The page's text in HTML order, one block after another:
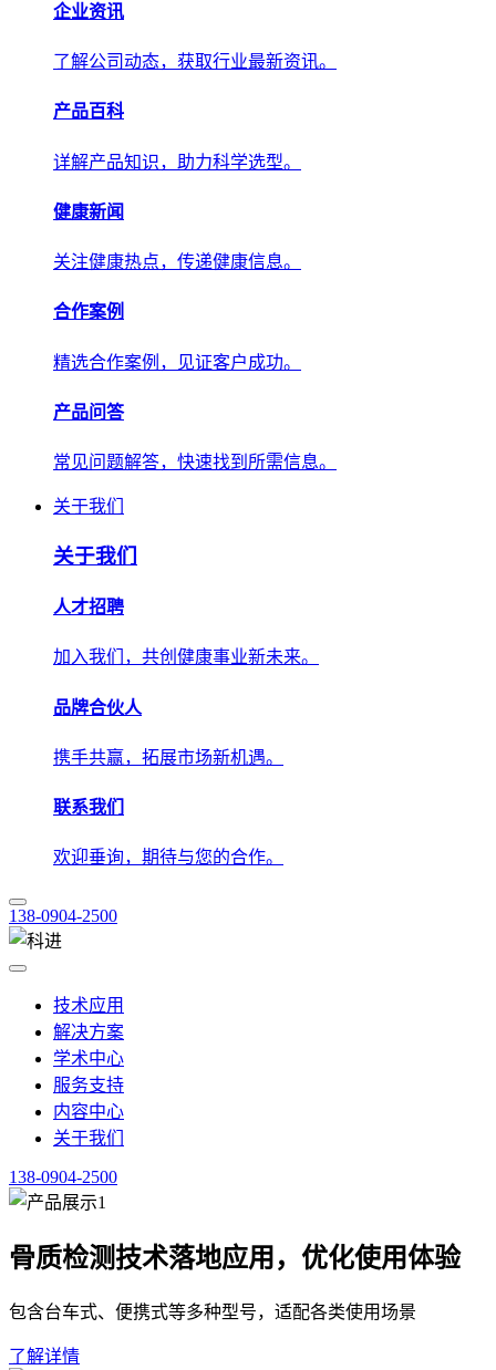
企业资讯
了解公司动态，获取行业最新资讯。
产品百科
详解产品知识，助力科学选型。
健康新闻
关注健康热点，传递健康信息。
合作案例
精选合作案例，见证客户成功。
产品问答
常见问题解答，快速找到所需信息。
关于我们
关于我们
人才招聘
加入我们，共创健康事业新未来。
品牌合伙人
携手共赢，拓展市场新机遇。
联系我们
欢迎垂询，期待与您的合作。
138-0904-2500
技术应用
解决方案
学术中心
服务支持
内容中心
关于我们
138-0904-2500
骨质检测技术落地应用，优化使用体验
包含台车式、便携式等多种型号，适配各类使用场景
了解详情